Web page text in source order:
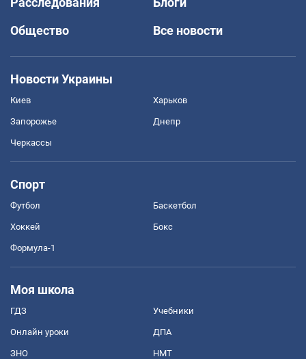
Общество
Все новости
Новости Украины
Киев Харьков
Запорожье Днепр
Черкассы
Спорт
Футбол Баскетбол
Хоккей Бокс
Формула-1
Моя школа
ГДЗ Учебники
Онлайн уроки ДПА
ЗНО НМТ